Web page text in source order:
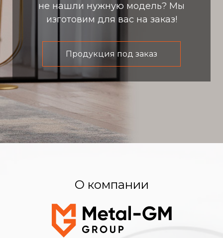
не нашли нужную модель? Мы
изготовим для вас на заказ!
Продукция под заказ
О компании